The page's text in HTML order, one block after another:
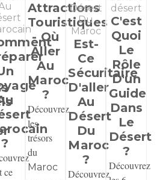
?
ce
Attractions
Touristiques
- Où
Aller
Au
Maroc
?
Découvrez
les
trésors
du
Maroc
Est-
Ce
Sécuritaire
D'aller
Au
Désert
Du
Maroc
?
Découvrez
C'est
Quoi
Le
Rôle
D'un
Guide
Dans
Le
Désert
?
Découvrez